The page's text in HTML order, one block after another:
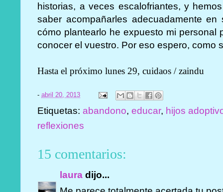
historias, a veces escalofriantes, y
saber acompañarles adecuadamente
cómo plantearlo he expuesto mi personal
conocer el vuestro. Por eso espero, como
Hasta el próximo lunes 29, cuidaos / zaindu
-abril 20, 2013
Etiquetas:abandono,educar, hijos
reflexiones
15 comentarios:
laura dijo...